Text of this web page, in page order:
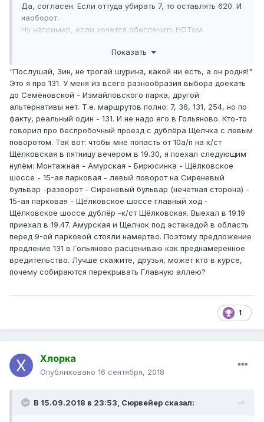
Да, согласен. Если оттуда убирать 7, то оставлять 620. И
наоборот.
Ну например, если хочется обеспечить НОТом
справляется), то почему бы не пустить 974 по трассе
Купавенский - Челябинская - Большой Купавенский?
Показать
"Послушай, Зин, не трогай шурина, какой ни есть, а он родня!"
Это я про 131. У меня из всего разнообразия выбора доехать
до Семёновской - Измайловского парка, другой
альтернативы нет. Т.е. маршрутов полно: 7, 36, 131, 254, но по
факту, реальный один - 131. И не надо его в Гольяново. Кто-то
говорил про беспробочный проезд с дублёра Щелчка с левым
поворотом. Так вот: чтобы мне попасть от 10а/п на к/ст
Щёлковская в пятницу вечером в 19.30, я поехал следующим
нулём: Монтажная - Амурская - Бирюсинка - Щёлковское
шоссе - 15-ая парковая - левый поворот на Сиреневый
бульвар -разворот - Сиреневый бульвар (нечетная сторона) -
15-ая парковая - Щёлковское шоссе главный ход -
Щёлковское шоссе дублёр -к/ст Щёлковская. Выехал в 19.19
приехал в 19.47. Амурская и Щелчок под эстакадой в область
перед 9-ой парковой стояли намертво. Поэтому предложение
продление 131 в Гольяново расцениваю как преднамеренное
вредительство. Лучше скажите, друзья, может кто в курсе,
почему собираются перекрывать Главную аллею?
1
Хлорка
Опубликовано 16 сентября, 2018
В 15.09.2018 в 23:53, Сюрвейер сказал: